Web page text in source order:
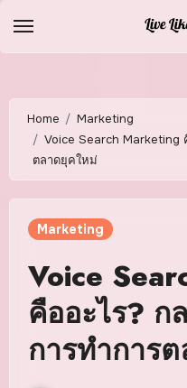
Home
Marketing
Voice Search Marketing
ตลาดยุคใหม่
Marketing
Voice
คืออะไร?
การทำการ